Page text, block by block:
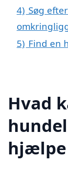
4) Søg
5) Find en
Hvad
hjælpe